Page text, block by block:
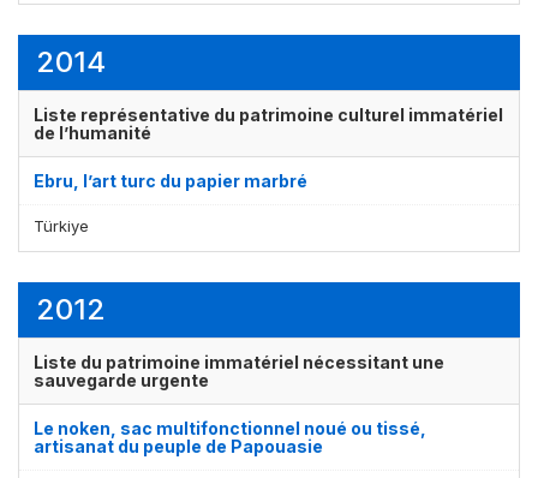
2014
Liste représentative du patrimoine culturel immatériel
de l’humanité
Ebru, l’art turc du papier marbré
Türkiye
2012
Liste du patrimoine immatériel nécessitant une
sauvegarde urgente
Le noken, sac multifonctionnel noué ou tissé,
artisanat du peuple de Papouasie